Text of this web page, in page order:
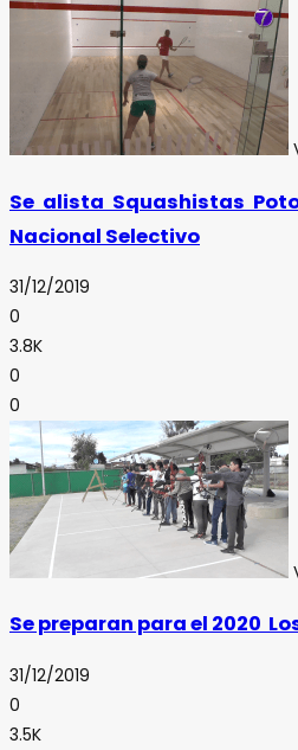
Se alista Squashistas
Nacional Selectivo
31/12/2019
0
3.8K
0
0
Se preparan para el 2020
31/12/2019
0
3.5K